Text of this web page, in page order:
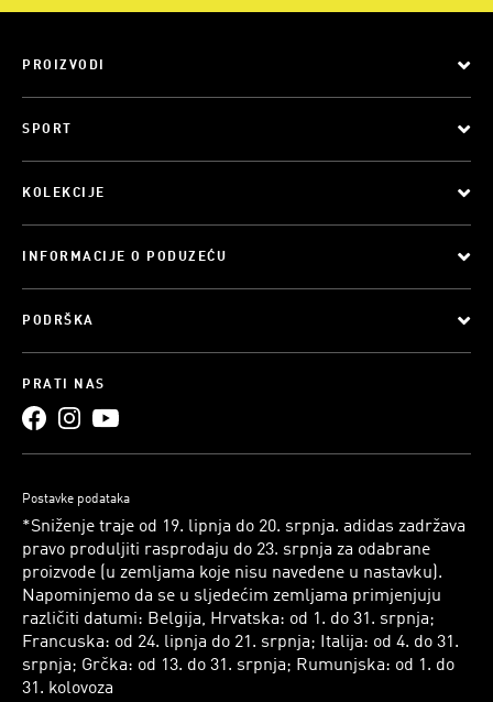
PROIZVODI
SPORT
KOLEKCIJE
INFORMACIJE O PODUZEĆU
PODRŠKA
PRATI NAS
Postavke podataka
*Sniženje traje od 19. lipnja do 20. srpnja. adidas zadržava
pravo produljiti rasprodaju do 23. srpnja za odabrane
proizvode (u zemljama koje nisu navedene u nastavku).
Napominjemo da se u sljedećim zemljama primjenjuju
različiti datumi: Belgija, Hrvatska: od 1. do 31. srpnja;
Francuska: od 24. lipnja do 21. srpnja; Italija: od 4. do 31.
srpnja; Grčka: od 13. do 31. srpnja; Rumunjska: od 1. do
31. kolovoza